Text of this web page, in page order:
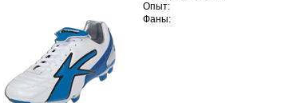
Опыт:
Фаны: